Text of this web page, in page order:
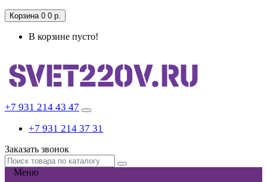
Корзина 0 0 р.
В корзине пусто!
+7 931 214 43 47
+7 931 214 37 31
Заказать звонок
Меню